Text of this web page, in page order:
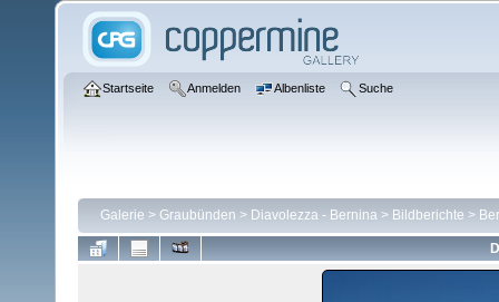
Startseite Anmelden Albenliste Suche
Galerie > Graubünden > Diavolezza - Bernina > Bildberichte >